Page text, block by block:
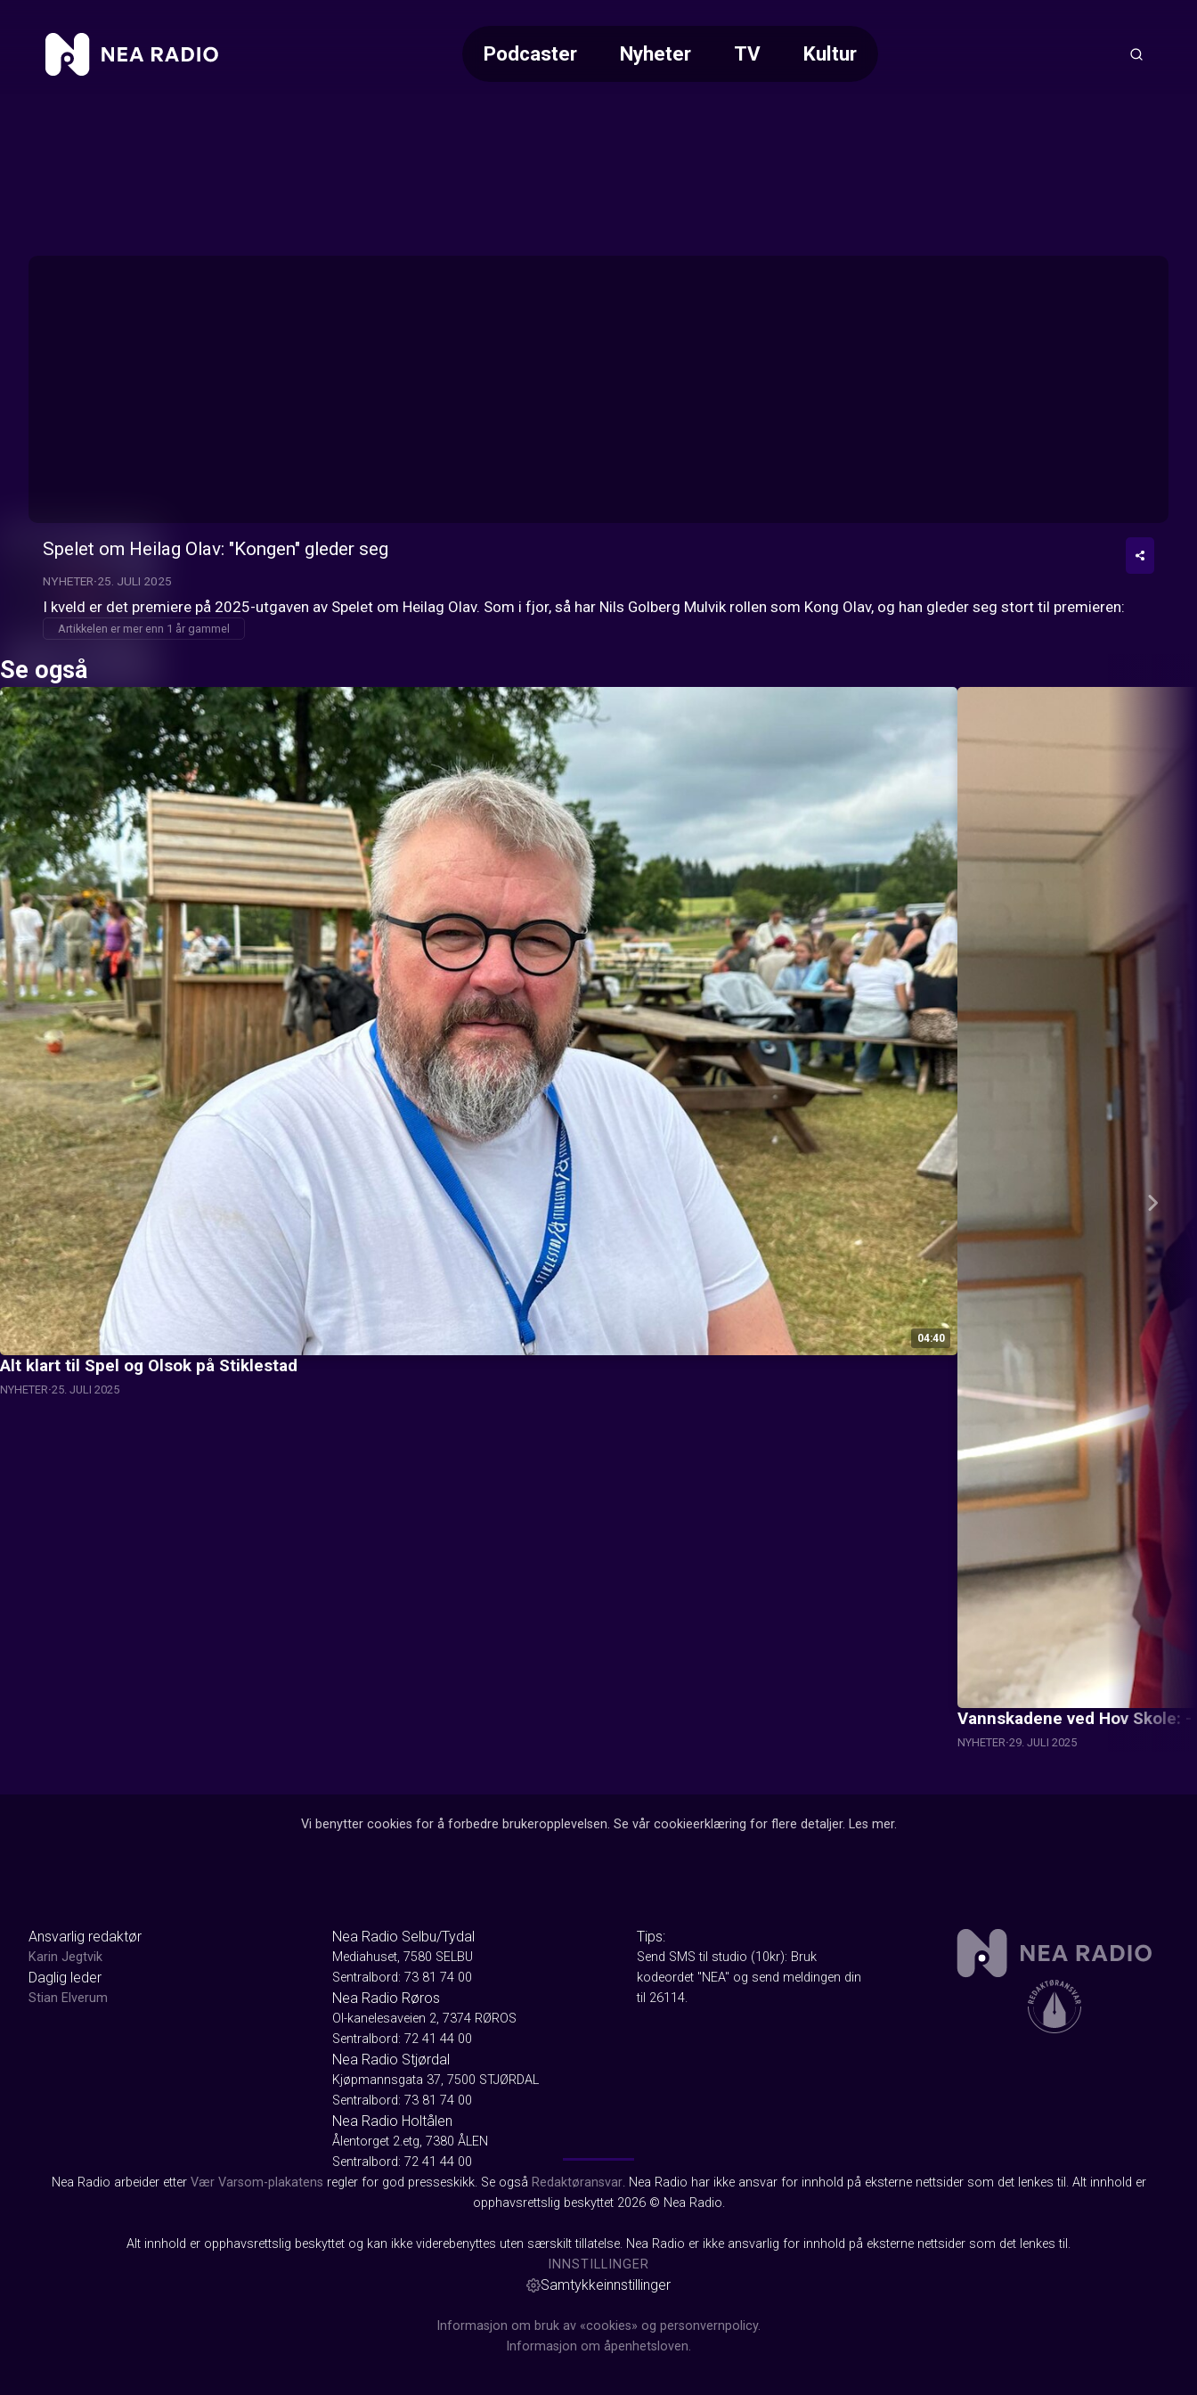
Podcaster Nyheter TV Kultur
Spelet om Heilag Olav: "Kongen" gleder seg
NYHETER 25. JULI 2025
I kveld er det premiere på 2025-utgaven av Spelet om Heilag Olav. Som i fjor, så har Nils Golberg Mulvik rollen som Kong Olav, og han gleder seg stort til premieren:
Artikkelen er mer enn 1 år gammel
Se også
04:40
Alt klart til Spel og Olsok på Stiklestad
NYHETER 25. JULI 2025
Vannskadene ved Hov Skole:
NYHETER 29. JULI 2025
Vi benytter cookies for å forbedre brukeropplevelsen. Se vår cookieerklæring for flere detaljer. Les mer.
Ansvarlig redaktør
Karin Jegtvik
Daglig leder
Stian Elverum
Nea Radio Selbu/Tydal
Mediahuset, 7580 SELBU
Sentralbord: 73 81 74 00
Nea Radio Røros
Ol-kanelesaveien 2, 7374 RØROS
Sentralbord: 72 41 44 00
Nea Radio Stjørdal
Kjøpmannsgata 37, 7500 STJØRDAL
Sentralbord: 73 81 74 00
Nea Radio Holtålen
Ålentorget 2.etg, 7380 ÅLEN
Sentralbord: 72 41 44 00
Tips:
Send SMS til studio (10kr): Bruk
kodeordet "NEA" og send meldingen din
til 26114.
Nea Radio arbeider etter Vær Varsom-plakatens regler for god presseskikk. Se også Redaktøransvar. Nea Radio har ikke ansvar for innhold på eksterne nettsider som det lenkes til. Alt innhold er
opphavsrettslig beskyttet 2026 © Nea Radio.
Alt innhold er opphavsrettslig beskyttet og kan ikke viderebenyttes uten særskilt tillatelse. Nea Radio er ikke ansvarlig for innhold på eksterne nettsider som det lenkes til.
INNSTILLINGER
Samtykkeinnstillinger
Informasjon om bruk av «cookies» og personvernpolicy.
Informasjon om åpenhetsloven.